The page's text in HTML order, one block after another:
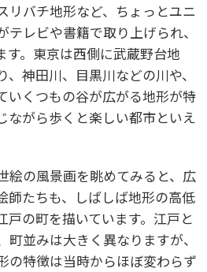
リバチ地形など、ちょっとユニ
レビや書籍で取り上げられ、
す。東京は西側に武蔵野台地
神田川、目黒川などの川や、
いくつもの谷が広がる地形が特
ながら歩くと楽しい都市といえ
絵の風景画を眺めてみると、広
師たちも、しばしば地形の高低
戸の町を描いています。江戸と
並みは大きく異なりますが、
の特徴は当時からほぼ変わらず